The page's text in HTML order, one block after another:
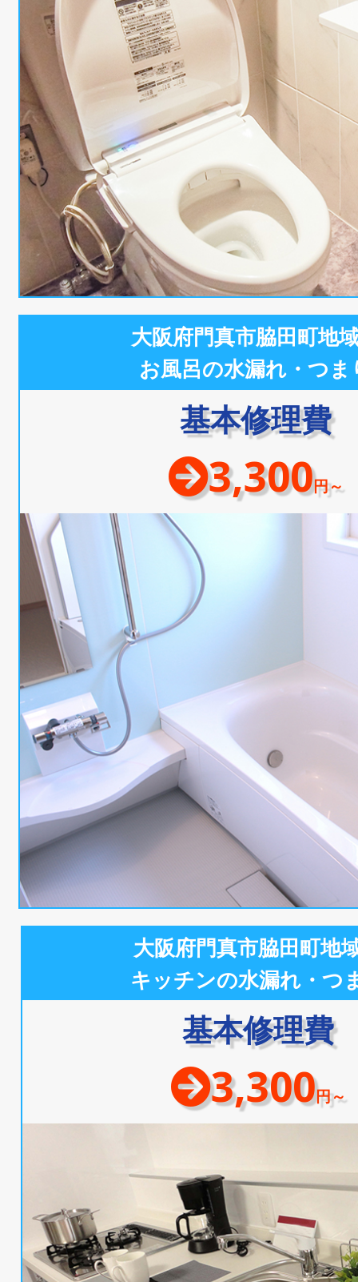
大阪府門真市脇田町地
お風呂の水漏れ・つま
基本修理費
3,300円～
大阪府門真市脇田町地
キッチンの水漏れ・つ
基本修理費
3,300円～